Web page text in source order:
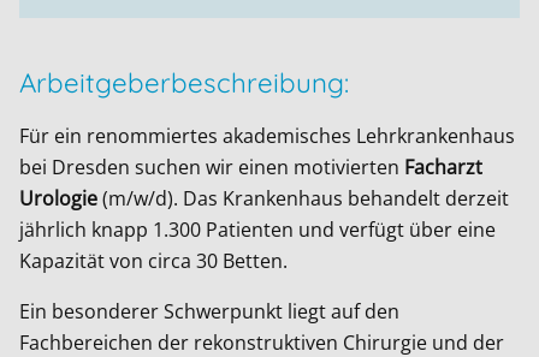
Arbeitgeberbeschreibung:
Für ein renommiertes akademisches Lehrkrankenhaus
bei Dresden suchen wir einen motivierten Facharzt
Urologie(m/w/d). Das Krankenhaus behandelt derzeit
jährlich knapp 1.300 Patienten und verfügt über eine
Kapazität von circa 30 Betten.
Ein besonderer Schwerpunkt liegt auf den
Fachbereichen der rekonstruktiven Chirurgie und der